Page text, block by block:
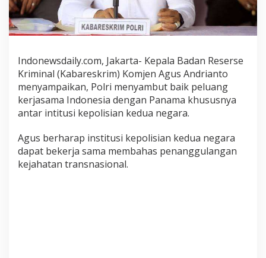
l
u
g
K
e
r
j
s
a
m
a
Indonewsdaily.com, Jakarta- Kepala Badan Reserse
Kriminal (Kabareskrim) Komjen Agus Andrianto
menyampaikan, Polri menyambut baik peluang
kerjasama Indonesia dengan Panama khususnya
antar intitusi kepolisian kedua negara.
Agus berharap institusi kepolisian kedua negara
dapat bekerja sama membahas penanggulangan
kejahatan transnasional.